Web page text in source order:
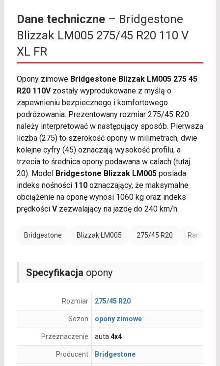
Dane techniczne– Bridgestone
Blizzak LM005 275/45 R20 110 V
XL FR
Opony zimowe Bridgestone Blizzak LM005 275 45
R20 110Vzostały wyprodukowane z myślą o
zapewnieniu bezpiecznego i komfortowego
podróżowania. Prezentowany rozmiar 275/45 R20
należy interpretować w następujący sposób. Pierwsza
liczba (275) to szerokość opony w milimetrach, dwie
kolejne cyfry (45) oznaczają wysokość profilu, a
trzecia to średnica opony podawana w calach (tutaj
20). Model Bridgestone Blizzak LM005posiada
indeks nośności 110oznaczający, że maksymalne
obciążenie na oponę wynosi 1060 kg oraz indeks
prędkości Vzezwalający na jazdę do 240 km/h.
Bridgestone Blizzak LM005 275/45 R20 Rant
Specyfikacja opony
Rozmiar 275/45 R20
Sezon opony zimowe
Przeznaczenie auta 4x4
Producent Bridgestone